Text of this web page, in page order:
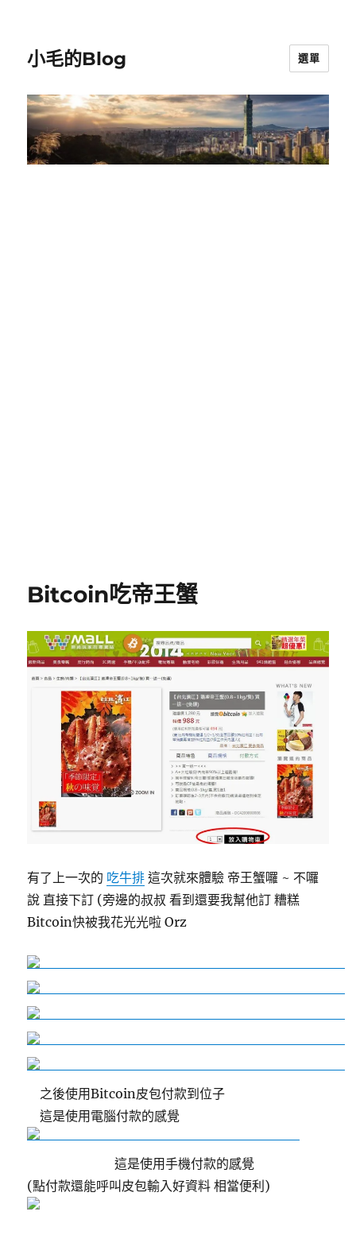
小毛的Blog 選單
Bitcoin吃帝王蟹
有了上一次的 吃牛排 這次就來體驗 帝王蟹囉 ~ 不囉
說 直接下訂 (旁邊的叔叔 看到還要我幫他訂 糟糕
Bitcoin快被我花光光啦 Orz
之後使用Bitcoin皮包付款到位子
這是使用電腦付款的感覺
這是使用手機付款的感覺
(點付款還能呼叫皮包輸入好資料 相當便利)